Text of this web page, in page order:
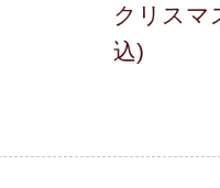
クリスマ
込)